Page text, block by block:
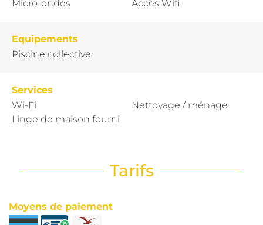
Micro-ondes
Accès Wifi
Equipements
Piscine collective
Services
Wi-Fi
Linge de maison fourni
Nettoyage / ménage
Tarifs
Moyens de paiement